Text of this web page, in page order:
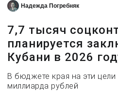
Надежда Погребняк
7,7 тысяч
планируется
Кубани в 2026
В бюджете края на эти
миллиарда рублей